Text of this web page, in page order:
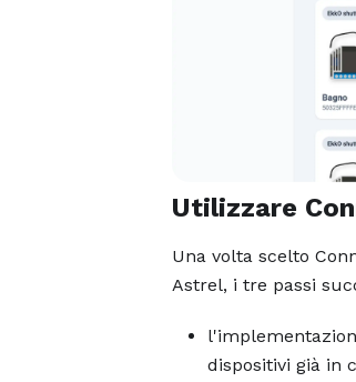
Utilizzare
Una volta scelto
Astrel, i tre passi
dispositivi già in